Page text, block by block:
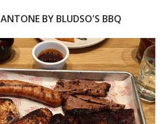
BY BLUDSO'S BBQ